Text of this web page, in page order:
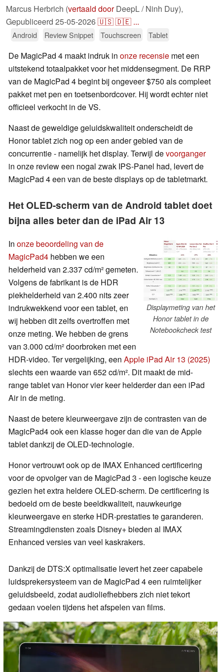
Marcus Herbrich (vertaald doorDeepL / Ninh Duy),
Gepubliceerd 25-05-2026🇺🇸🇩🇪 ...
Android Review Snippet Touchscreen Tablet
De MagicPad 4 maakt indruk in onze recensie met een
uitstekend totaalpakket voor het middensegment. De RRP
van de MagicPad 4 begint bij ongeveer $750 als compleet
pakket met pen en toetsenbordcover. Hij wordt echter niet
officieel verkocht in de VS.
Naast de geweldige geluidskwaliteit onderscheidt de
Honor tablet zich nog op een ander gebied van de
concurrentie - namelijk het display. Terwijl devoorganger
in onze review een nogal zwak IPS-Panel had, levert de
MagicPad 4 een van de beste displays op de tabletmarkt.
Het OLED-scherm van de Android tablet doet
bijna alles beter dan de iPad Air 13
Displaymeting van het
Honor tablet in de
Notebookcheck test
In onze beoordeling van de
MagicPad4 hebben we een
helderheid van 2.337 cd/m² gemeten.
Volgens de fabrikant is de HDR
piekhelderheid van 2.400 nits zeer
indrukwekkend voor een tablet, en
wij hebben dit zelfs overtroffen met
onze meting. We hebben de grens
van 3.000 cd/m² doorbroken met een
HDR-video. Ter vergelijking, een Apple iPad Air 13 (2025)
slechts een waarde van 652 cd/m². Dit maakt de mid-
range tablet van Honor vier keer helderder dan een iPad
Air in de meting.
Naast de betere kleurweergave zijn de contrasten van de
MagicPad4 ook een klasse hoger dan die van de Apple
tablet dankzij de OLED-technologie.
Honor vertrouwt ook op de IMAX Enhanced certificering
voor de opvolger van de MagicPad 3 - een logische keuze
gezien het extra heldere OLED-scherm. De certificering is
bedoeld om de beste beeldkwaliteit, nauwkeurige
kleurweergave en sterke HDR-prestaties te garanderen.
Streamingdiensten zoals Disney+ bieden al IMAX
Enhanced versies van veel kaskrakers.
Dankzij de DTS:X optimalisatie levert het zeer capabele
luidsprekersysteem van de MagicPad 4 een ruimtelijker
geluidsbeeld, zodat audioliefhebbers zich niet tekort
gedaan voelen tijdens het afspelen van films.